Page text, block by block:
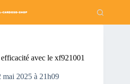
avec le xf921001
mai 2025 à 21h09